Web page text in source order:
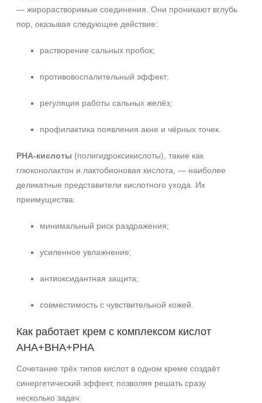
— жирорастворимые соединения. Они проникают вглубь
пор, оказывая следующее действие:
растворение сальных пробок;
противовоспалительный эффект;
регуляция работы сальных желёз;
профилактика появления акне и чёрных точек.
PHA-кислоты (полигидроксикислоты), такие как
глюконолактон и лактобионовая кислота, — наиболее
деликатные представители кислотного ухода. Их
преимущества:
минимальный риск раздражения;
усиленное увлажнение;
антиоксидантная защита;
совместимость с чувствительной кожей.
Как работает крем с комплексом кислот
AHA+BHA+PHA
Сочетание трёх типов кислот в одном креме создаёт
синергетический эффект, позволяя решать сразу
несколько задач: